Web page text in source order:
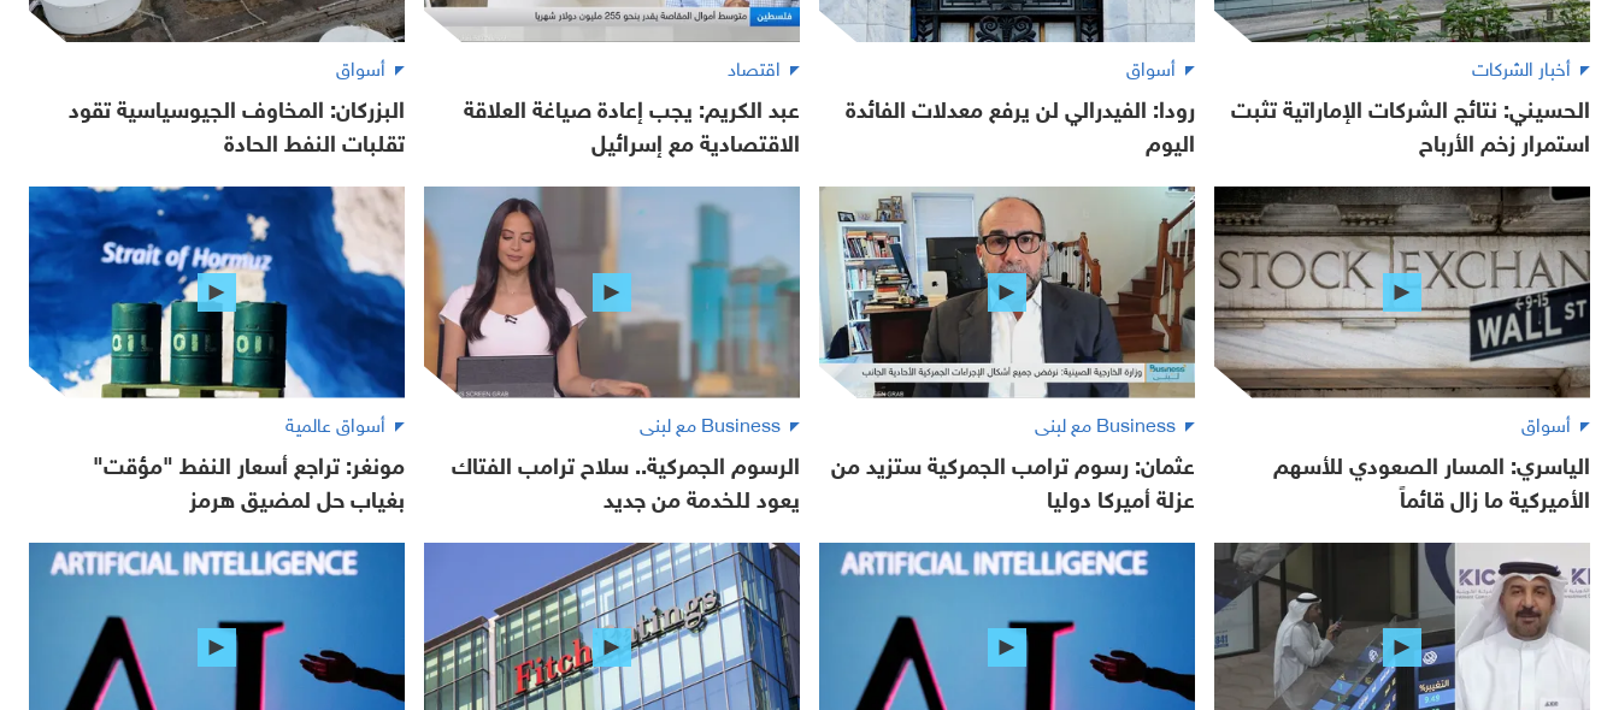
أخبار الشركات
الحسيني: نتائج الشركات الإماراتية تثبت
استمرار زخم الأرباح
أسواق
رودا: الفيدرالي لن يرفع معدلات الفائدة
اليوم
اقتصاد
عبد الكريم: يجب إعادة صياغة العلاقة
الاقتصادية مع إسرائيل
أسواق
البزركان: المخاوف الجيوسياسية تقود
تقلبات النفط الحادة
أسواق
الياسري: المسار الصعودي للأسهم
الأميركية ما زال قائماً
Business مع لبنى
عثمان: رسوم ترامب الجمركية ستزيد من
عزلة أميركا دوليا
Business مع لبنى
الرسوم الجمركية.. سلاح ترامب الفتاك
يعود للخدمة من جديد
أسواق عالمية
مونغر: تراجع أسعار النفط "مؤقت"
بغياب حل لمضيق هرمز